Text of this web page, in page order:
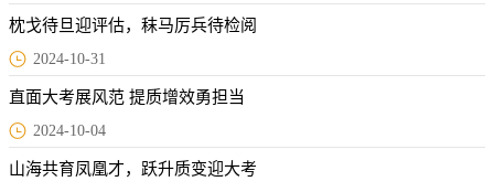
枕戈待旦迎评估，秣马厉兵待检阅
2024-10-31
直面大考展风范 提质增效勇担当
2024-10-04
山海共育凤凰才，跃升质变迎大考